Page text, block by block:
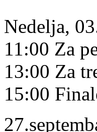
Nedelja,
11:00 Za
13:00 Za
15:00